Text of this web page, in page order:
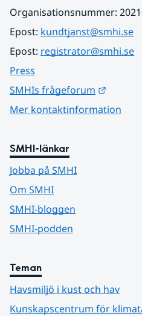
Organisationsnummer:
Epost: kundtjanst@smhi.se
Epost: registrator@smhi.se
Press
SMHIs frågeforum
Mer kontaktinformation
SMHI-länkar
Jobba på SMHI
Om SMHI
SMHI-bloggen
SMHI-podden
Teman
Havsmiljö i kust och hav
Kunskapscentrum för